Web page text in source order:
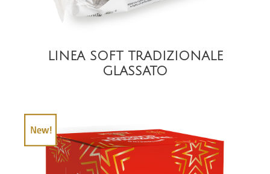
LINEA SOFT TRADIZIONALE
GLASSATO